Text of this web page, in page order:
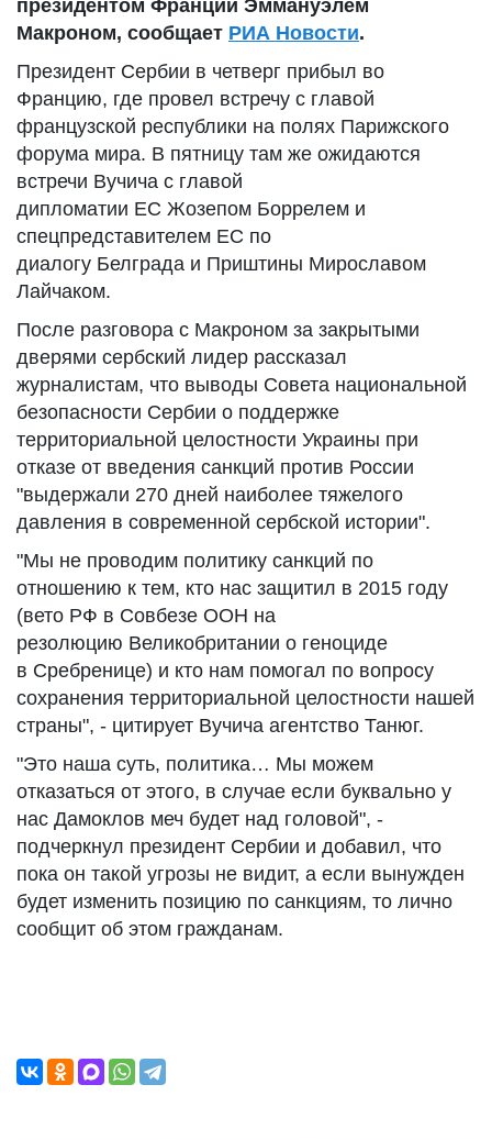
президентом Франции Эммануэлем
Макроном, сообщает РИА Новости.
Президент Сербии в четверг прибыл во
Францию, где провел встречу с главой
французской республики на полях Парижского
форума мира. В пятницу там же ожидаются
встречи Вучича с главой
дипломатии ЕС Жозепом Боррелем и
спецпредставителем ЕС по
диалогу Белграда и Приштины Мирославом
Лайчаком.
После разговора с Макроном за закрытыми
дверями сербский лидер рассказал
журналистам, что выводы Совета национальной
безопасности Сербии о поддержке
территориальной целостности Украины при
отказе от введения санкций против России
"выдержали 270 дней наиболее тяжелого
давления в современной сербской истории".
"Мы не проводим политику санкций по
отношению к тем, кто нас защитил в 2015 году
(вето РФ в Совбезе ООН на
резолюцию Великобритании о геноциде
в Сребренице) и кто нам помогал по вопросу
сохранения территориальной целостности нашей
страны", - цитирует Вучича агентство Танюг.
"Это наша суть, политика… Мы можем
отказаться от этого, в случае если буквально у
нас Дамоклов меч будет над головой", -
подчеркнул президент Сербии и добавил, что
пока он такой угрозы не видит, а если вынужден
будет изменить позицию по санкциям, то лично
сообщит об этом гражданам.